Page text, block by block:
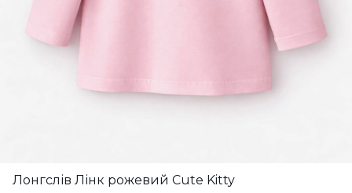
Лонгслів Лінк рожевий Cute Kitty